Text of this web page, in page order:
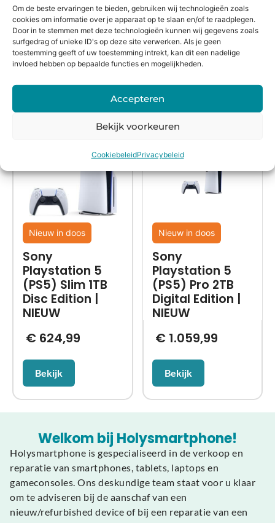
Om de beste ervaringen te bieden, gebruiken wij technologieën zoals
cookies om informatie over je apparaat op te slaan en/of te raadplegen.
Door in te stemmen met deze technologieën kunnen wij gegevens zoals
surfgedrag of unieke ID's op deze site verwerken. Als je geen
toestemming geeft of uw toestemming intrekt, kan dit een nadelige
invloed hebben op bepaalde functies en mogelijkheden.
Accepteren
Bekijk voorkeuren
CookiebeleidPrivacybeleid
16:00
besteld,
morgen
in huis*
bedenkte
rmijn
winkel
el
keurmerk
Alternatieven
Nieuw in doos
Sony
Playstation 5
(PS5) Slim 1TB
Disc Edition |
NIEUW
€624,99
Bekijk
Nieuw in doos
Sony
Playstation 5
(PS5) Pro 2TB
Digital Edition |
NIEUW
€ 1.059,99
Bekijk
Welkom bij Holysmartphone!
Holysmartphone is gespecialiseerd in de verkoop en
reparatie van smartphones, tablets, laptops en
gameconsoles. Ons deskundige team staat voor u klaar
om te adviseren bij de aanschaf van een
nieuw/refurbished device of bij een reparatie van een